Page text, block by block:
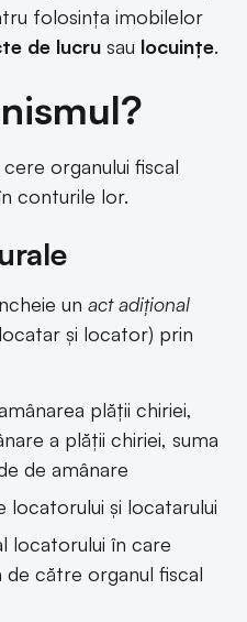
folosința imobilelor
de lucru sau locuințe.
organului fiscal
conturile lor.
un act adițional
și locator) prin
plății chiriei,
a plății chiriei, suma
de amânare
locatorului și locatarului
locatorului în care
către organul fiscal